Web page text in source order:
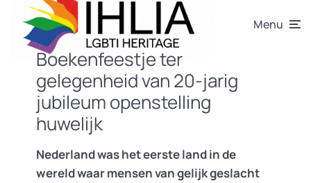
Menu
Boekenfeestje ter
gelegenheid van 20-jarig
jubileum openstelling
huwelijk
Nederland was het eerste land in de
wereld waar mensen van gelijk geslacht